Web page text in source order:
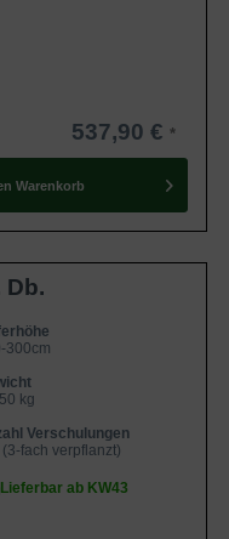
537,90 €
Warenkorb
Db.
300cm
kg
Verschulungen
(3-fach verpflanzt)
Lieferbar ab KW43